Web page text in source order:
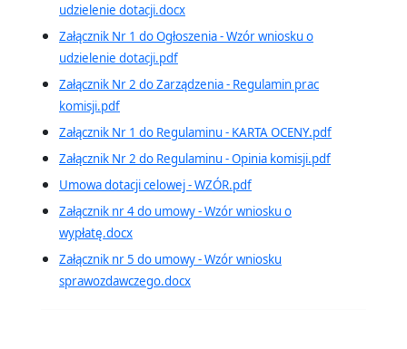
udzielenie dotacji.docx
Załącznik Nr 1 do Ogłoszenia - Wzór wniosku o
udzielenie dotacji.pdf
Załącznik Nr 2 do Zarządzenia - Regulamin prac
komisji.pdf
Załącznik Nr 1 do Regulaminu - KARTA OCENY.pdf
Załącznik Nr 2 do Regulaminu - Opinia komisji.pdf
Umowa dotacji celowej - WZÓR.pdf
Załącznik nr 4 do umowy - Wzór wniosku o
wypłatę.docx
Załącznik nr 5 do umowy - Wzór wniosku
sprawozdawczego.docx